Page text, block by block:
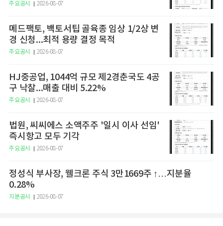
주요공시 2026-08-07
메드팩토, 백토서팁 골육종 임상 1/2상 변
경 신청...최적 용량 결정 목적
주요공시 2026-08-07
HJ중공업, 1044억 규모 제2경춘국도 4공
구 낙찰...매출 대비 5.22%
주요공시 2026-08-07
법원, 씨씨에스 소액주주 '일시 이사 선임'
즉시항고 모두 기각
주요공시 2026-08-07
정성식 부사장, 웰크론 주식 3만1669주 ↑…지분율
0.28%
지분공시 2026-08-07